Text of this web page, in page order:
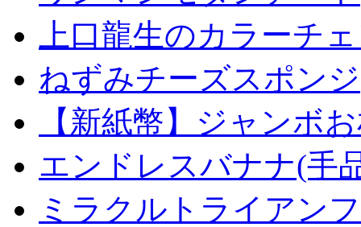
上口龍生のカラーチ
ねずみチーズスポンジ
【新紙幣】ジャンボ
エンドレスバナナ(手
ミラクルトライアン